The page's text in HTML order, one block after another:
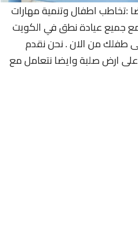
:تخاطب اطفال وتنمية مهارات
جميع عيادة نطق في الكويت
طفلك من الان . نحن نقدم
ارض صلبة وايضا نتعامل مع